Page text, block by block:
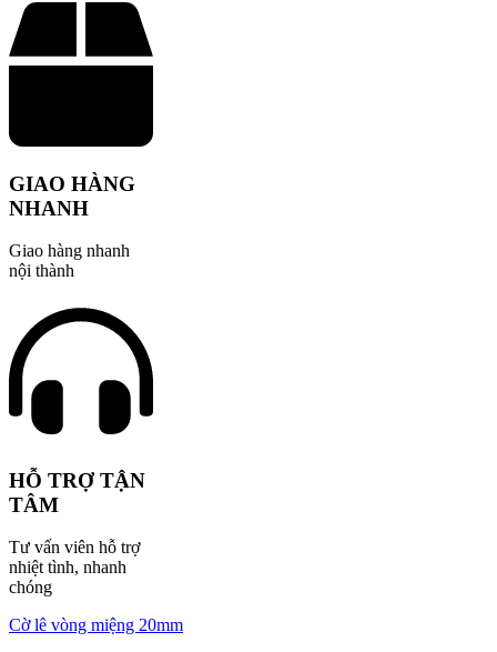
GIAO HÀNG
NHANH
Giao hàng nhanh
nội thành
HỖ TRỢ TẬN
TÂM
Tư vấn viên hỗ trợ
nhiệt tình, nhanh
chóng
Cờ lê vòng miệng 20mm